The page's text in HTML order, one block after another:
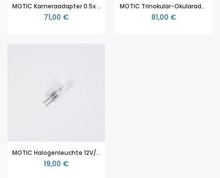
MOTIC Kameraadapter 0.5x C-Mount, für MOTIC 28-Serie, PM-Serie
71,00 €
MOTIC Trinokular-Okularadapter (Okular im Lieferumfang enthalten), für MOTIC PM-Serie
81,00 €
MOTIC Halogenleuchte 12V/20W, für MOTIC PM-Serie
19,00 €